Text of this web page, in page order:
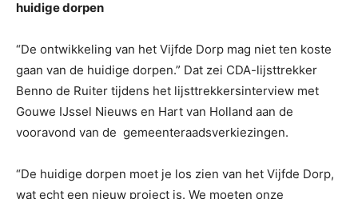
huidige dorpen
“De ontwikkeling van het Vijfde Dorp mag niet ten koste
gaan van de huidige dorpen.” Dat zei CDA-lijsttrekker
Benno de Ruiter tijdens het lijsttrekkersinterview met
Gouwe IJssel Nieuws en Hart van Holland aan de
vooravond van de gemeenteraadsverkiezingen.
“De huidige dorpen moet je los zien van het Vijfde Dorp,
wat echt een nieuw project is. We moeten onze